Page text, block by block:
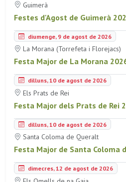
Guimerà
Festes d'Agost de Guimerà
diumenge, 9 de agost de 2026
La Morana (Torrefeta i Florejacs)
Festa Major de La Morana
dilluns, 10 de agost de 2026
Els Prats de Rei
Festa Major dels Prats de Rei
dilluns, 10 de agost de 2026
Santa Coloma de Queralt
Festa Major de Santa Coloma
dimecres, 12 de agost de 2026